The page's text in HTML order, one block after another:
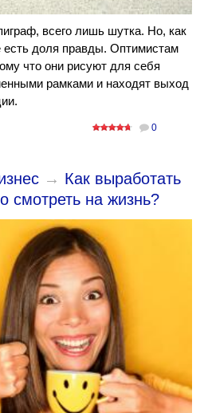
всего лишь шутка. Но, как
есть доля правды. Оптимистам
что они рисуют для себя
рамками и находят выход
0
→ Как выработать
смотреть на жизнь?